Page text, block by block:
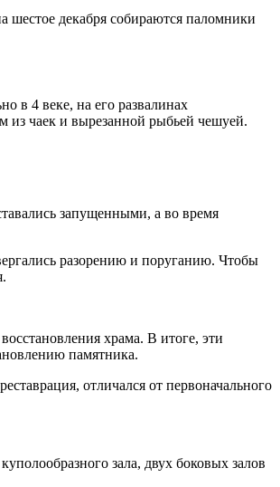
декабря собираются паломники
в 4 веке, на его развалинах
из чаек и вырезанной рыбьей чешуей.
запущенными, а во время
разорению и поруганию. Чтобы
храма. В итоге, эти
памятника.
отличался от первоначального
зала, двух боковых залов